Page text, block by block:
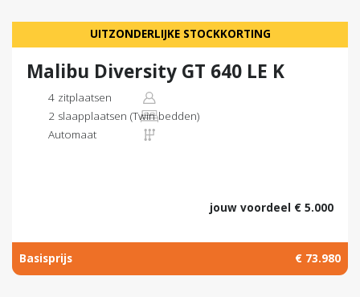
UITZONDERLIJKE STOCKKORTING
Malibu Diversity GT 640 LE K
4 zitplaatsen
2 slaapplaatsen (Twin bedden)
Automaat
jouw voordeel € 5.000
Basisprijs € 73.980